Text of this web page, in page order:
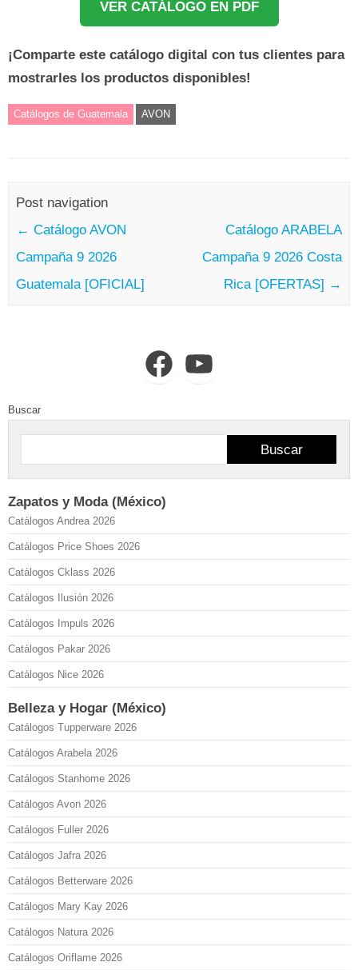
VER CATÁLOGO EN PDF
¡Comparte este catálogo digital con tus clientes para
mostrarles los productos disponibles!
Catálogos de Guatemala AVON
Post navigation
← Catálogo AVON
Campaña 9 2026
Guatemala [OFICIAL]
Catálogo ARABELA
Campaña 9 2026 Costa
Rica [OFERTAS] →
FacebookYouTube
Buscar
Buscar
Zapatos y Moda (México)
Catálogos Andrea 2026
Catálogos Price Shoes 2026
Catálogos Cklass 2026
Catálogos Ilusión 2026
Catálogos Impuls 2026
Catálogos Pakar 2026
Catálogos Nice 2026
Belleza y Hogar (México)
Catálogos Tupperware 2026
Catálogos Arabela 2026
Catálogos Stanhome 2026
Catálogos Avon 2026
Catálogos Fuller 2026
Catálogos Jafra 2026
Catálogos Betterware 2026
Catálogos Mary Kay 2026
Catálogos Natura 2026
Catálogos Oriflame 2026